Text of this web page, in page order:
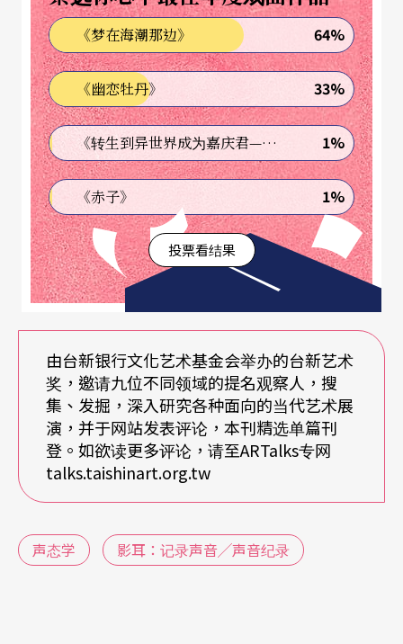
具有启示性的意义。
《梦在海潮那边》 64%
《幽恋牡丹》 33%
《转生到异世界成为嘉庆君—发现我的祖先是诈骗集团!?》 1%
《赤子》 1%
投票看结果
由台新银行文化艺术基金会举办的台新艺术
奖，邀请九位不同领域的提名观察人，搜
集、发掘，深入研究各种面向的当代艺术展
演，并于网站发表评论，本刊精选单篇刊
登。如欲读更多评论，请至ARTalks专网
talks.taishinart.org.tw
声态学 影耳：记录声音╱声音纪录